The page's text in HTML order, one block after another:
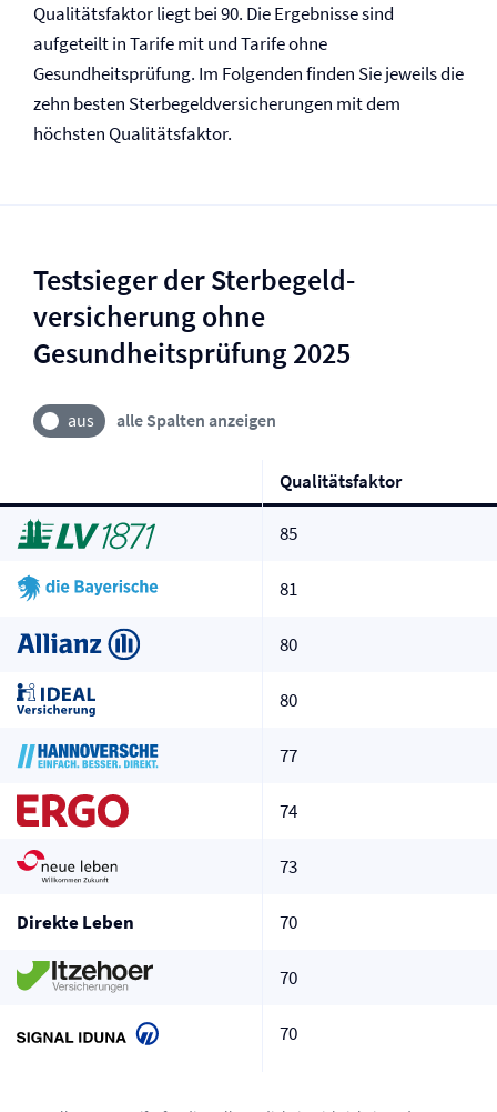
Qualitätsfaktor liegt bei 90. Die Ergebnisse sind
aufgeteilt in Tarife mit und Tarife ohne
Gesundheitsprüfung. Im Folgenden finden Sie jeweils die
zehn besten Sterbegeld­versicherungen mit dem
höchsten Qualitätsfaktor.
Testsieger der Sterbegeld­
versicherung ohne
Gesundheitsprüfung 2025
alle Spalten anzeigen
Qualitätsfaktor
85
81
80
80
77
74
73
Direkte Leben 70
70
70